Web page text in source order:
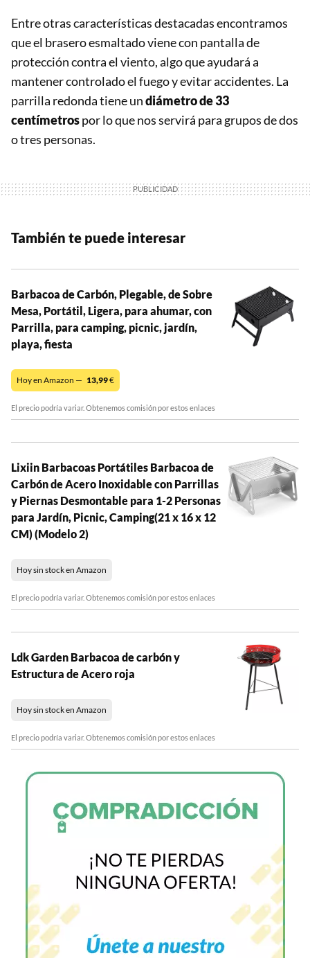
Entre otras características destacadas encontramos
que el brasero esmaltado viene con pantalla de
protección contra el viento, algo que ayudará a
mantener controlado el fuego y evitar accidentes. La
parrilla redonda tiene undiámetro de 33
centímetrospor lo que nos servirá para grupos de dos
o tres personas.
También te puede interesar
Barbacoa de Carbón, Plegable, de Sobre
Mesa, Portátil, Ligera, para ahumar, con
Parrilla, para camping, picnic, jardín,
playa, fiesta
Hoy en Amazon — 13,99€
El precio podría variar. Obtenemos comisión por estos enlaces
Lixiin Barbacoas Portátiles Barbacoa de
Carbón de Acero Inoxidable con Parrillas
y Piernas Desmontable para 1-2 Personas
para Jardín, Picnic, Camping(21 x 16 x 12
CM) (Modelo 2)
Hoy sin stock en Amazon
El precio podría variar. Obtenemos comisión por estos enlaces
Ldk Garden Barbacoa de carbón y
Estructura de Acero roja
Hoy sin stock en Amazon
El precio podría variar. Obtenemos comisión por estos enlaces